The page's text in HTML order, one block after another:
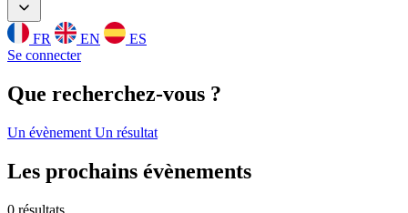
FR EN
ES
Se connecter
Que recherchez-vous ?
Un évènement Un résultat
Les prochains évènements
0 résultats